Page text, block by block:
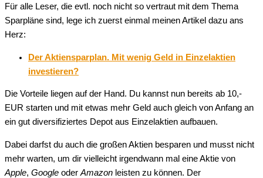
Für alle Leser, die evtl. noch nicht so vertraut mit dem Thema
Sparpläne sind, lege ich zuerst einmal meinen Artikel dazu ans
Herz:
Der Aktiensparplan. Mit wenig Geld in Einzelaktien
investieren?
Die Vorteile liegen auf der Hand. Du kannst nun bereits ab 10,-
EUR starten und mit etwas mehr Geld auch gleich von Anfang an
ein gut diversifiziertes Depot aus Einzelaktien aufbauen.
Dabei darfst du auch die großen Aktien besparen und musst nicht
mehr warten, um dir vielleicht irgendwann mal eine Aktie von
Apple, Google oder Amazon leisten zu können. Der